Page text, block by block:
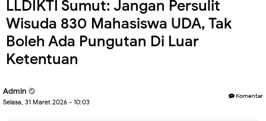
LLDIKTI Sumut: Jangan Persulit
Wisuda 830 Mahasiswa UDA, Tak
Boleh Ada Pungutan Di Luar
Ketentuan
Admin
Selasa, 31 Maret 2026 - 10:03
Komentar